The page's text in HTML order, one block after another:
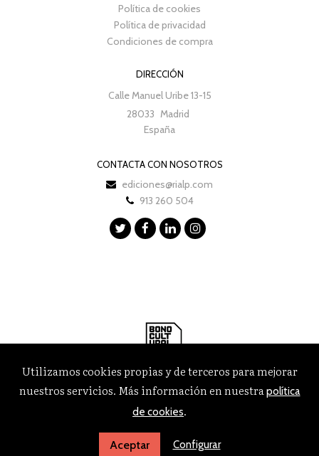
Política de cookies
Política de privacidad
Condiciones de compra
DIRECCIÓN
Calle Manuel Uribe 13-15
28033 Madrid
España
CONTACTA CON NOSOTROS
ediciones@rialp.com
913 260 504
Utilizamos cookies propias y de terceros para mejorar
nuestros servicios. Más información en nuestrapolítica
de cookies.
Aceptar Configurar